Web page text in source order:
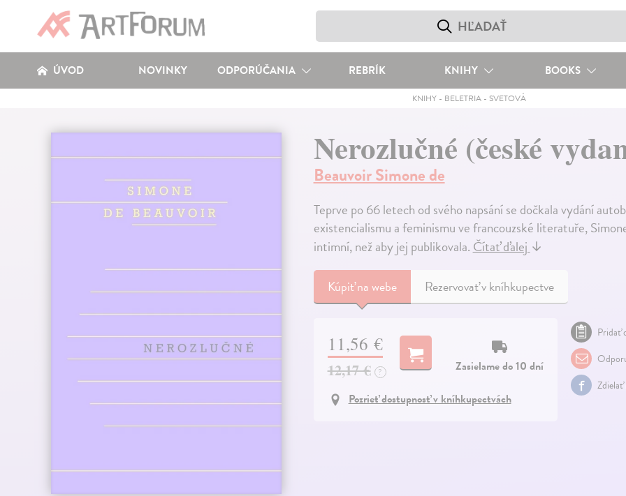
ÚVOD NOVINKY ODPORÚČANIA REBRÍK KNIHY BOOKS
KNIHY - BELETRIA - SVETOVÁ
Nerozlučné (české
Beauvoir Simone de
Teprve po 66 letech od svého napsání se dočkala vydání
existencialismu a feminismu ve francouzské literatuře,
intimní, než aby jej publikovala.Čítať ďalej↓
Kúpiťna webe Rezervovať v kníhkupectve
11,56 €
12,17 € ?
Zasielame do 10 dní
Pozrieť dostupnosť v kníhkupectvách
Pridať
Zdielať